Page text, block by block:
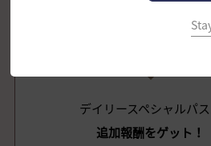
デイリースペシャルパ
追加報酬をゲット！